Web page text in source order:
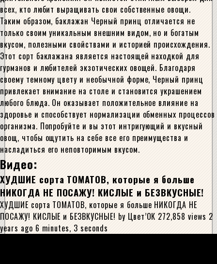
всех, кто любит выращивать свои собственные овощи.
Таким образом, баклажан Черный принц отличается не
только своим уникальным внешним видом, но и богатым
вкусом, полезными свойствами и историей происхождения.
Этот сорт баклажана является настоящей находкой для
гурманов и любителей экзотических овощей. Благодаря
своему темному цвету и необычной форме, Черный принц
привлекает внимание на столе и становится украшением
любого блюда. Он оказывает положительное влияние на
здоровье и способствует нормализации обменных процессов
организма. Попробуйте и вы этот интригующий и вкусный
овощ, чтобы ощутить на себе все его преимущества и
насладиться его неповторимым вкусом.
Видео:
ХУДШИЕ сорта ТОМАТОВ, которые я больше
НИКОГДА НЕ ПОСАЖУ! КИСЛЫЕ и БЕЗВКУСНЫЕ!
ХУДШИЕ сорта ТОМАТОВ, которые я больше НИКОГДА НЕ
ПОСАЖУ! КИСЛЫЕ и БЕЗВКУСНЫЕ! by Цвет’ОК 272,858 views 2
years ago 6 minutes, 3 seconds